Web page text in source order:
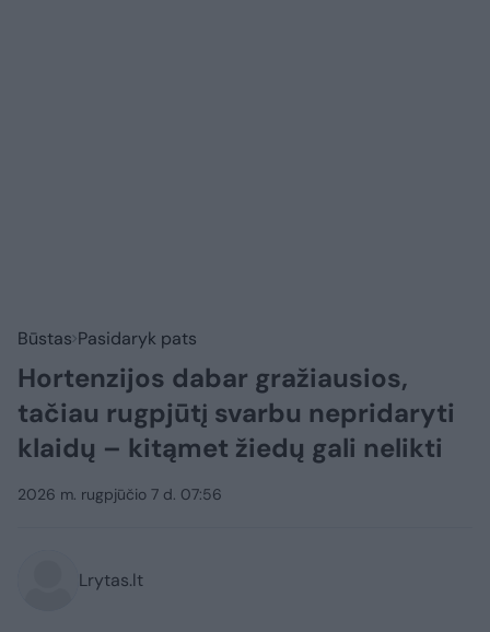
Būstas Pasidaryk pats
Hortenzijos dabar gražiausios,
tačiau rugpjūtį svarbu nepridaryti
klaidų – kitąmet žiedų gali nelikti
2026 m. rugpjūčio 7 d. 07:56
Lrytas.lt